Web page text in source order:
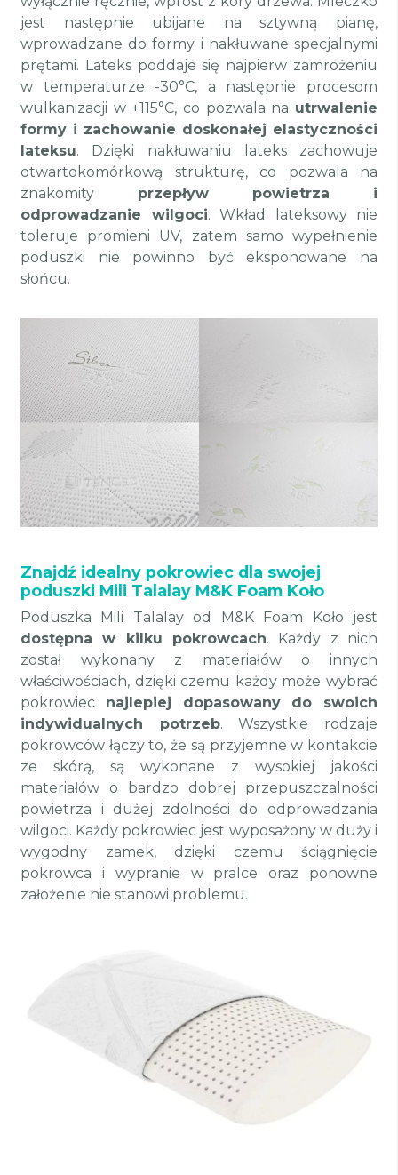
jest następnie ubijane na sztywną pianę,
wprowadzane do formy i nakłuwane specjalnymi
prętami. Lateks poddaje się najpierw zamrożeniu
w temperaturze -30°C, a następnie procesom
wulkanizacji w +115°C, co pozwala na utrwalenie
formy i zachowanie doskonałej elastyczności
lateksu. Dzięki nakłuwaniu lateks zachowuje
otwartokomórkową strukturę, co pozwala na
znakomity przepływ powietrza i
odprowadzanie wilgoci. Wkład lateksowy nie
toleruje promieni UV, zatem samo wypełnienie
poduszki nie powinno być eksponowane na
słońcu.
Znajdź idealny pokrowiec dla swojej
poduszki Mili Talalay M&K Foam Koło
Poduszka Mili Talalay od M&K Foam Koło jest
dostępna w kilku pokrowcach. Każdy z nich
został wykonany z materiałów o innych
właściwościach, dzięki czemu każdy może wybrać
pokrowiec najlepiej dopasowany do swoich
indywidualnych potrzeb. Wszystkie rodzaje
pokrowców łączy to, że są przyjemne w kontakcie
ze skórą, są wykonane z wysokiej jakości
materiałów o bardzo dobrej przepuszczalności
powietrza i dużej zdolności do odprowadzania
wilgoci. Każdy pokrowiec jest wyposażony w duży i
wygodny zamek, dzięki czemu ściągnięcie
pokrowca i wypranie w pralce oraz ponowne
założenie nie stanowi problemu.